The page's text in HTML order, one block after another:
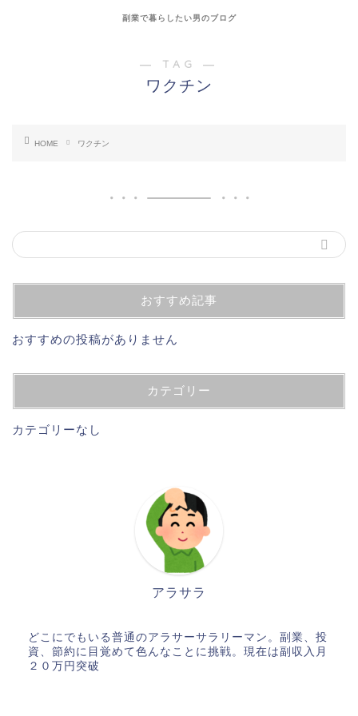
副業で暮らしたい男のブログ
― TAG ―
ワクチン
HOME ワクチン
おすすめ記事
おすすめの投稿がありません
カテゴリー
カテゴリーなし
アラサラ
どこにでもいる普通のアラサーサラリーマン。副業、投
資、節約に目覚めて色んなことに挑戦。現在は副収入月
２０万円突破